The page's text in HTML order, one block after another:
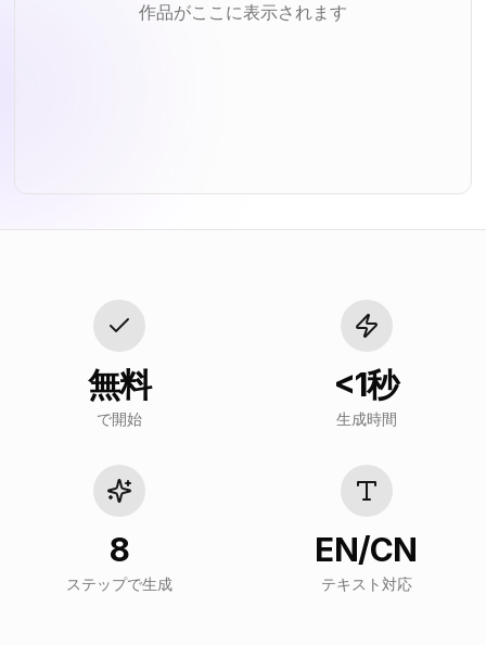
作品がここに表示されます
無料
で開始
<1秒
生成時間
8
ステップで生成
EN/CN
テキスト対応